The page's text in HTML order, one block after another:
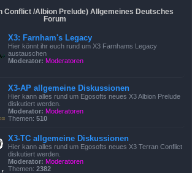
Conflict /Albion Prelude) Allgemeines Deutsches
Forum
X3: Farnham's Legacy
Hier könnt ihr euch rund um X3 Farnhams Legacy
austauschen
Moderator: Moderatoren
X3-AP allgemeine Diskussionen
Hier kann alles rund um Egosofts neues X3 Albion Prelude
diskutiert werden.
Moderator: Moderatoren
Themen: 510
X3-TC allgemeine Diskussionen
Hier kann alles rund um Egosofts neues X3 Terran Conflict
diskutiert werden.
Moderator: Moderatoren
Themen: 2382